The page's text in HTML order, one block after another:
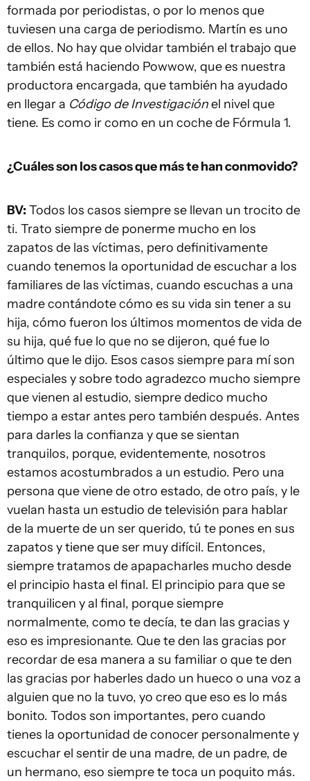
formada por periodistas, o por lo menos que
tuviesen una carga de periodismo. Martín es uno
de ellos. No hay que olvidar también el trabajo que
también está haciendo Powwow, que es nuestra
productora encargada, que también ha ayudado
en llegar a Código de Investigaciónel nivel que
tiene. Es como ir como en un coche de Fórmula 1.
¿Cuáles son los casos que más te han conmovido?
BV: Todos los casos siempre se llevan un trocito de
ti. Trato siempre de ponerme mucho en los
zapatos de las víctimas, pero definitivamente
cuando tenemos la oportunidad de escuchar a los
familiares de las víctimas, cuando escuchas a una
madre contándote cómo es su vida sin tener a su
hija, cómo fueron los últimos momentos de vida de
su hija, qué fue lo que no se dijeron, qué fue lo
último que le dijo. Esos casos siempre para mí son
especiales y sobre todo agradezco mucho siempre
que vienen al estudio, siempre dedico mucho
tiempo a estar antes pero también después. Antes
para darles la confianza y que se sientan
tranquilos, porque, evidentemente, nosotros
estamos acostumbrados a un estudio. Pero una
persona que viene de otro estado, de otro país, y le
vuelan hasta un estudio de televisión para hablar
de la muerte de un ser querido, tú te pones en sus
zapatos y tiene que ser muy difícil. Entonces,
siempre tratamos de apapacharles mucho desde
el principio hasta el final. El principio para que se
tranquilicen y al final, porque siempre
normalmente, como te decía, te dan las gracias y
eso es impresionante. Que te den las gracias por
recordar de esa manera a su familiar o que te den
las gracias por haberles dado un hueco o una voz a
alguien que no la tuvo, yo creo que eso es lo más
bonito. Todos son importantes, pero cuando
tienes la oportunidad de conocer personalmente y
escuchar el sentir de una madre, de un padre, de
un hermano, eso siempre te toca un poquito más.